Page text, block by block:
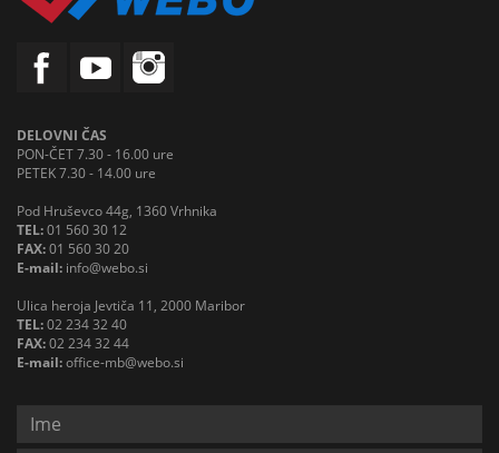
DELOVNI ČAS
PON-ČET 7.30 - 16.00 ure
PETEK 7.30 - 14.00 ure
Pod Hruševco 44g, 1360 Vrhnika
TEL:01 560 30 12
FAX:01 560 30 20
E-mail: info@webo.si
Ulica heroja Jevtiča 11, 2000 Maribor
TEL:02 234 32 40
FAX:02 234 32 44
E-mail:office-mb@webo.si